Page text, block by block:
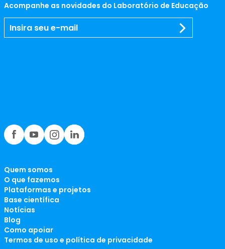
Acompanhe as novidades do Laboratório de Educação
Quem somos
O que fazemos
Plataformas e projetos
Base científica
Notícias
Blog
Como apoiar
Termos de uso e política de privacidade